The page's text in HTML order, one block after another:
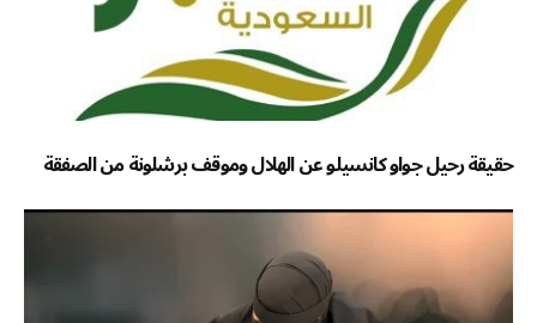
حقيقة رحيل جواو كانسيلو عن الهلال وموقف برشلونة من الصفقة